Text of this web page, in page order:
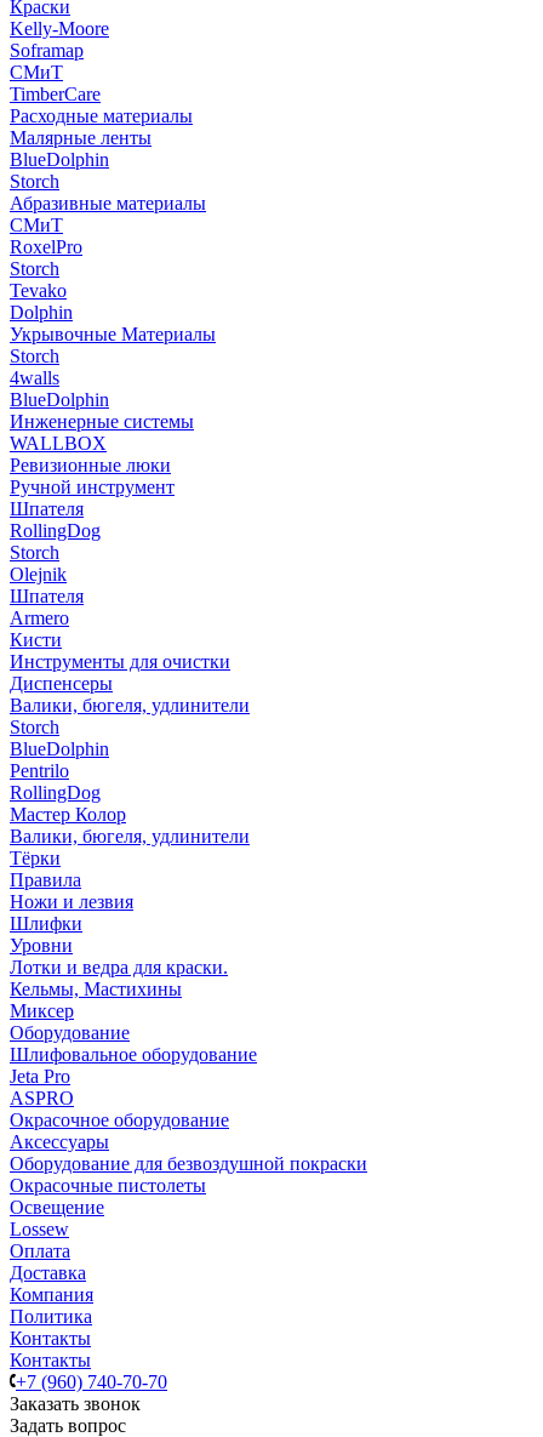
Краски
Kelly-Moore
Soframap
СМиТ
TimberCare
Расходные материалы
Малярные ленты
BlueDolphin
Storch
Абразивные материалы
СМиТ
RoxelPro
Storch
Tevako
Dolphin
Укрывочные Материалы
Storch
4walls
BlueDolphin
Инженерные системы
WALLBOX
Ревизионные люки
Ручной инструмент
Шпателя
RollingDog
Storch
Olejnik
Шпателя
Armero
Кисти
Инструменты для очистки
Диспенсеры
Валики, бюгеля, удлинители
Storch
BlueDolphin
Pentrilo
RollingDog
Мастер Колор
Валики, бюгеля, удлинители
Тёрки
Правила
Ножи и лезвия
Шлифки
Уровни
Лотки и ведра для краски.
Кельмы, Мастихины
Миксер
Оборудование
Шлифовальное оборудование
Jeta Pro
ASPRO
Окрасочное оборудование
Аксессуары
Оборудование для безвоздушной покраски
Окрасочные пистолеты
Освещение
Lossew
Оплата
Доставка
Компания
Политика
Контакты
Контакты
+7 (960) 740-70-70
Заказать звонок
Задать вопрос